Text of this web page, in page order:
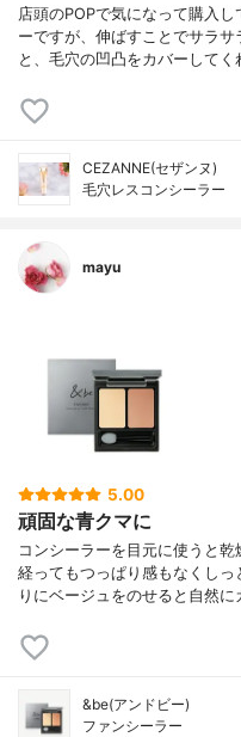
店頭のPOPで気になって購入
ーですが、伸ばすことでサラ
と、毛穴の凹凸をカバーして
CEZANNE(セザンヌ)
毛穴レスコンシーラー
mayu
5.00
頑固な青クマに
コンシーラーを目元に使うと
経ってもつっぱり感もなくし
りにベージュをのせると自然
&be(アンドビー)
ファンシーラー